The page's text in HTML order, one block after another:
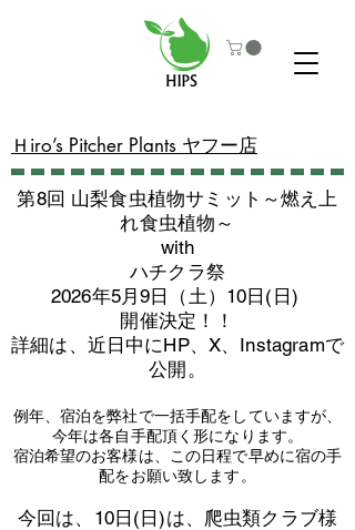
​Ｈiro’s Pitcher Plants ヤフー店
第8回 山梨食虫植物サミット～燃え上
れ食虫植物～
with
​ハチクラ祭
2026年5月9日（土）10日(日)
​開催決定！！
詳細は、近日中にHP、X、Instagramで
公開。
例年、宿泊を弊社で一括手配をしていますが、
今年は各自手配頂く形になります。
​宿泊希望のお客様は、この日程で早めに宿の手
配をお願い致します。
​今回は、10日(日)は、爬虫類クラブ様